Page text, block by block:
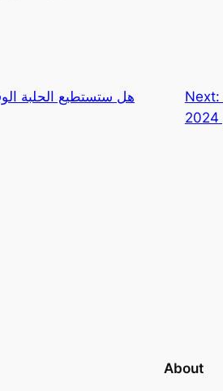
هل ستستطيع الحلبة
Next:
About